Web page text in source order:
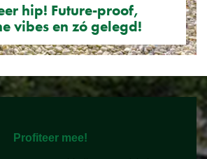
hip! Future-proof,
vibes en zó gelegd!
Profiteer mee!